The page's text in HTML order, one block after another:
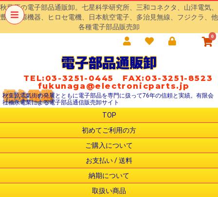
秋葉原の電子部品通販卸。七星科学研究所、三和コネクタ、山洋電気、
豊澄電源機器、ヒロセ電機、日本航空電子、多治見無線、フジクラ、他
各種電子部品販売卸
0
電子部品通販卸
TEL:03-3251-0445 FAX:03-3251-8523
fukunaga@electronicparts.jp
秋葉原電気街の発展とともに電子部品を専門に扱って76年の信頼と実績。有限会
社福永電業による電子部品通信販売卸サイト
TOP
初めてご利用の方
ご購入について
お支払い / 送料
納期について
取扱い商品